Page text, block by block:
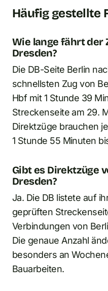
Häufig gestellte
Wie lange fährt der
Dresden?
Die DB-Seite Berlin
schnellsten Zug von
Hbf mit 1 Stunde 39
Streckenseite am 29.
Direktzüge brauchen
1 Stunde 55 Minuten
Gibt es Direktzüge
Dresden?
Ja. Die DB listete auf
geprüften
Verbindungen von
Die genaue Anzahl
besonders an
Bauarbeiten.